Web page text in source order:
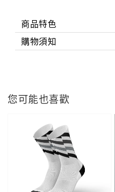
商品特色
購物須知
您可能也喜歡